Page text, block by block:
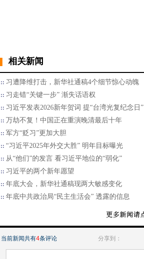
相关新闻
习遭降维打击，新华社通稿4个细节惊心动魄
习走错“关键一步” 渐失话语权
习近平发表2026新年贺词 提“台湾光复纪念日”
万劫不复！中国正在重演晚清最后十年
军方“贬习”更加大胆
“习近平2025年外交大胜” 明年目标曝光
从“他们”的发言 看习近平地位的“弱化”
习近平的两个新年愿望
年底大会，新华社通稿现两大敏感变化
年底中共政治局“民主生活会” 透露的信息
当前新闻共有4条评论 分享到：